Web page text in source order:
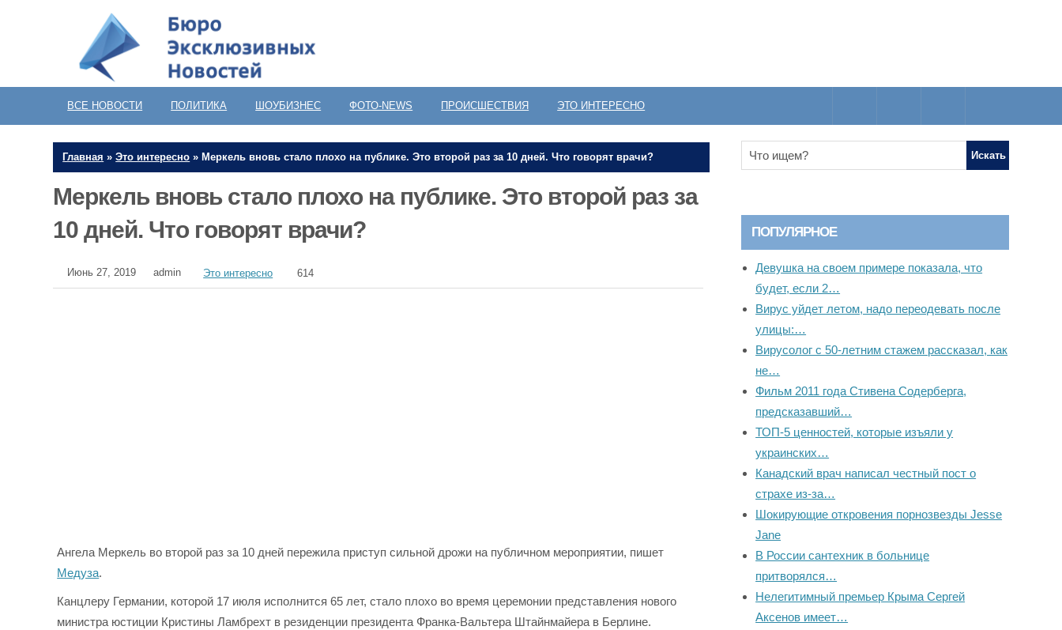
ВСЕ НОВОСТИ ПОЛИТИКА ШОУБИЗНЕС ФОТО-NEWS ПРОИСШЕСТВИЯ ЭТО ИНТЕРЕСНО
Главная »Это интересно » Меркель вновь стало плохо на публике. Это второй раз за 10 дней. Что говорят врачи?
Меркель вновь стало плохо на публике. Это второй раз за
10 дней. Что говорят врачи?
Июнь 27, 2019 admin Это интересно 614
Ангела Меркель во второй раз за 10 дней пережила приступ сильной дрожи на публичном мероприятии, пишет
Медуза.
Канцлеру Германии, которой 17 июля исполнится 65 лет, стало плохо во время церемонии представления нового
министра юстиции Кристины Ламбрехт в резиденции президента Франка-Вальтера Штайнмайера в Берлине.
ПОПУЛЯРНОЕ
Девушка на своем примере показала, что
будет, если 2…
Вирус уйдет летом, надо переодевать после
улицы:…
Вирусолог с 50-летним стажем рассказал, как
не…
Фильм 2011 года Стивена Содерберга,
предсказавший…
ТОП-5 ценностей, которые изъяли у
украинских…
Канадский врач написал честный пост о
страхе из-за…
Шокирующие откровения порнозвезды Jesse
Jane
В России сантехник в больнице
притворялся…
Нелегитимный премьер Крыма Сергей
Аксенов имеет…